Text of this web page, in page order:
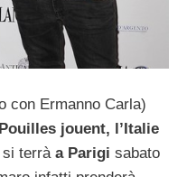
con Ermanno Carla)
jouent, l’Italie
si terrà a Parigi sabato